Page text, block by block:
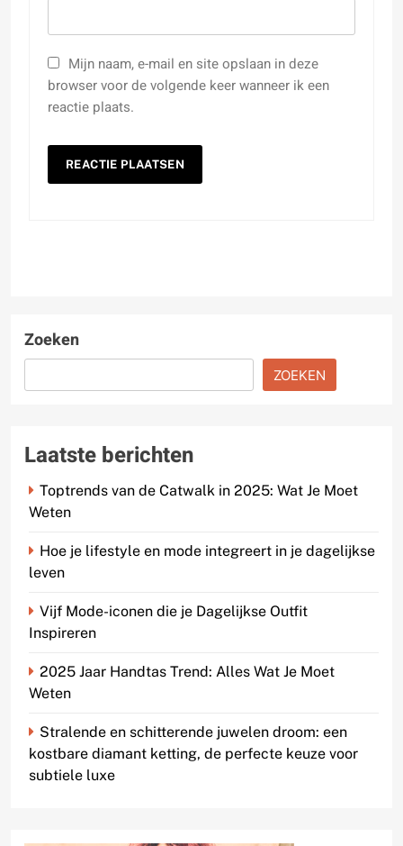
Mijn naam, e-mail en site opslaan in deze
browser voor de volgende keer wanneer ik een
reactie plaats.
Zoeken
ZOEKEN
Laatste berichten
Toptrends van de Catwalk in 2025: Wat Je Moet
Weten
Hoe je lifestyle en mode integreert in je dagelijkse
leven
Vijf Mode-iconen die je Dagelijkse Outfit
Inspireren
2025 Jaar Handtas Trend: Alles Wat Je Moet
Weten
Stralende en schitterende juwelen droom: een
kostbare diamant ketting, de perfecte keuze voor
subtiele luxe